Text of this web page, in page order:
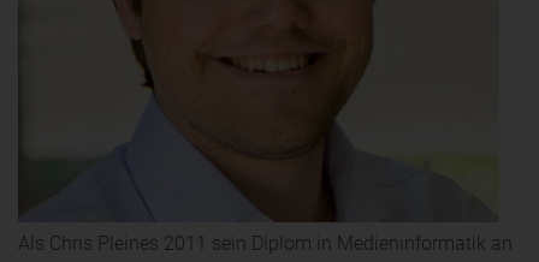
Als Chris Pleines 2011 sein Diplom in Medieninformatik an